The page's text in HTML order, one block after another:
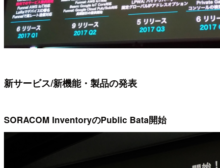
新サービス/新機能・製品の発表
SORACOM InventoryのPublic Bata開始